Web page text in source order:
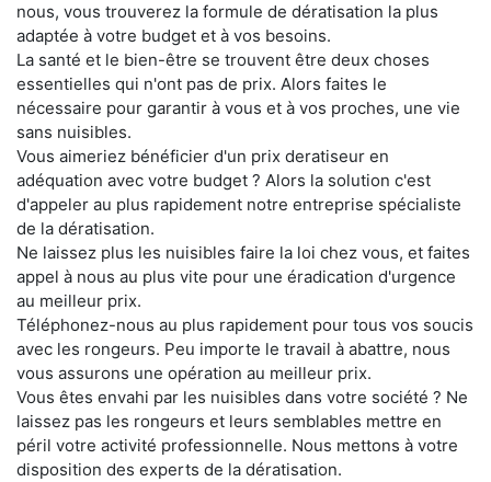
nous, vous trouverez la formule de dératisation la plus
adaptée à votre budget et à vos besoins.
La santé et le bien-être se trouvent être deux choses
essentielles qui n'ont pas de prix. Alors faites le
nécessaire pour garantir à vous et à vos proches, une vie
sans nuisibles.
Vous aimeriez bénéficier d'un prix deratiseur en
adéquation avec votre budget ? Alors la solution c'est
d'appeler au plus rapidement notre entreprise spécialiste
de la dératisation.
Ne laissez plus les nuisibles faire la loi chez vous, et faites
appel à nous au plus vite pour une éradication d'urgence
au meilleur prix.
Téléphonez-nous au plus rapidement pour tous vos soucis
avec les rongeurs. Peu importe le travail à abattre, nous
vous assurons une opération au meilleur prix.
Vous êtes envahi par les nuisibles dans votre société ? Ne
laissez pas les rongeurs et leurs semblables mettre en
péril votre activité professionnelle. Nous mettons à votre
disposition des experts de la dératisation.